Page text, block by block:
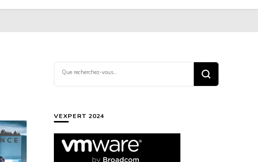
recherchiez
quelque
VEXPERT 2024